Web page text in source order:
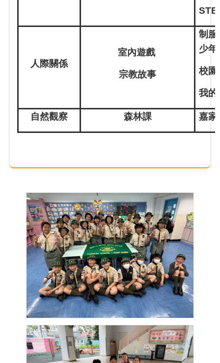
人際關係
室內遊戲
宗教故事
制
少
校
我的
自然觀察 森林課 嘉家